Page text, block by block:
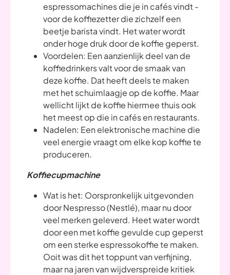
espressomachines die je in cafés vindt -
voor de koffiezetter die zichzelf een
beetje barista vindt. Het water wordt
onder hoge druk door de koffie geperst.
Voordelen: Een aanzienlijk deel van de
koffiedrinkers valt voor de smaak van
deze koffie. Dat heeft deels te maken
met het schuimlaagje op de koffie. Maar
wellicht lijkt de koffie hiermee thuis ook
het meest op die in cafés en restaurants.
Nadelen: Een elektronische machine die
veel energie vraagt om elke kop koffie te
produceren.
Koffiecupmachine
Wat is het: Oorspronkelijk uitgevonden
door Nespresso (Nestlé), maar nu door
veel merken geleverd. Heet water wordt
door een met koffie gevulde cup geperst
om een sterke espressokoffie te maken.
Ooit was dit het toppunt van verfijning,
maar na jaren van wijdverspreide kritiek